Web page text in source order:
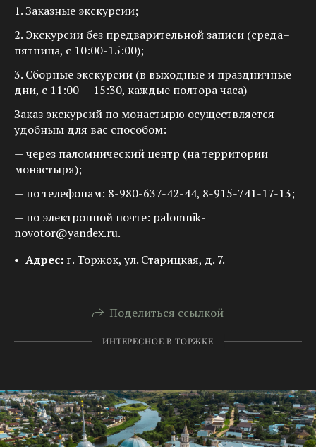
1. Заказные экскурсии;
2. Экскурсии без предварительной записи (среда–
пятница, с 10:00-15:00);
3. Сборные экскурсии (в выходные и праздничные
дни, с 11:00 — 15:30, каждые полтора часа)
Заказ экскурсий по монастырю осуществляется
удобным для вас способом:
— через паломнический центр (на территории
монастыря);
— по телефонам: 8-980-637-42-44, 8-915-741-17-13;
— по электронной почте: palomnik-
novotor@yandex.ru.
Адрес: г. Торжок, ул. Старицкая, д. 7.
Поделиться ссылкой
ИНТЕРЕСНОЕ В ТОРЖКЕ